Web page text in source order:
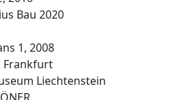
Bau 2020
1, 2008
Frankfurt
Liechtenstein